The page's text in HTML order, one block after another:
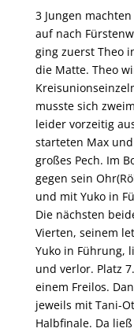
3 Jungen
auf nach
ging zuerst Theo
die Matte. Theo
musste sich
leider vorzeitig
starteten Max
großes Pech. Im
gegen sein
und mit Yuko in
Die nächsten
Vierten, seinem
Yuko in Führung,
und verlor. Platz
einem Freilos.
jeweils mit Tani-
Halbfinale. Da